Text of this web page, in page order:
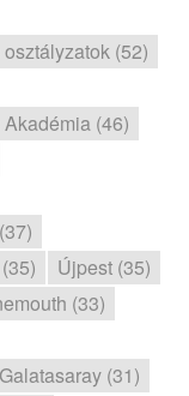
(52)
(46)
Újpest (35)
(33)
Galatasaray (31)